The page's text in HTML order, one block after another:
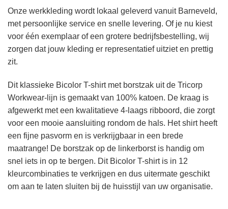
Onze werkkleding wordt lokaal geleverd vanuit Barneveld,
met persoonlijke service en snelle levering. Of je nu kiest
voor één exemplaar of een grotere bedrijfsbestelling, wij
zorgen dat jouw kleding er representatief uitziet en prettig
zit.
Dit klassieke Bicolor T-shirt met borstzak uit de Tricorp
Workwear-lijn is gemaakt van 100% katoen. De kraag is
afgewerkt met een kwalitatieve 4-laags ribboord, die zorgt
voor een mooie aansluiting rondom de hals. Het shirt heeft
een fijne pasvorm en is verkrijgbaar in een brede
maatrange! De borstzak op de linkerborst is handig om
snel iets in op te bergen. Dit Bicolor T-shirt is in 12
kleurcombinaties te verkrijgen en dus uitermate geschikt
om aan te laten sluiten bij de huisstijl van uw organisatie.